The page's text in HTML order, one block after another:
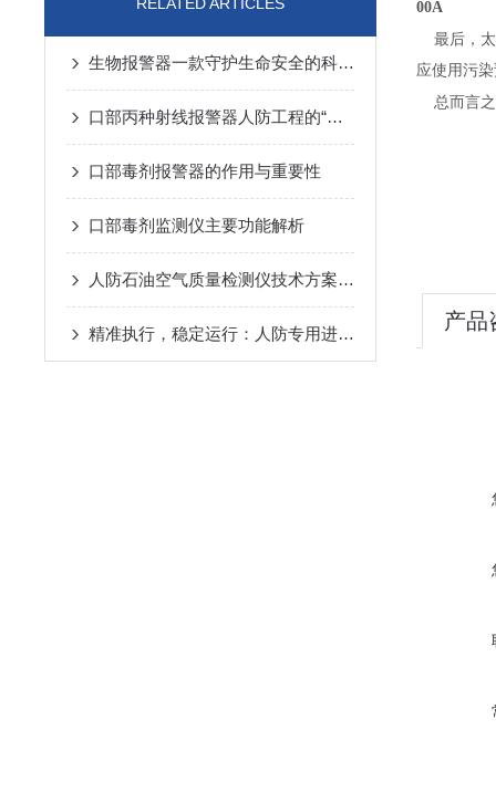
生物报警器一款守护生命安全的科技哨兵
口部丙种射线报警器人防工程的“核生化”哨兵
口部毒剂报警器的作用与重要性
口部毒剂监测仪主要功能解析
人防石油空气质量检测仪技术方案汇总
精准执行，稳定运行：人防专用进风机房控制箱的实操与安全规范
00A
最后，
应使用污
总而言
产品